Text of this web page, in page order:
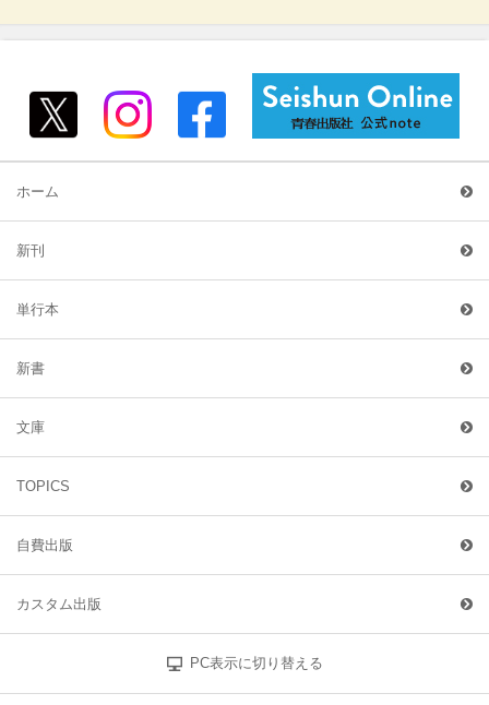
ホーム
新刊
単行本
新書
文庫
TOPICS
自費出版
カスタム出版
PC表示に切り替える